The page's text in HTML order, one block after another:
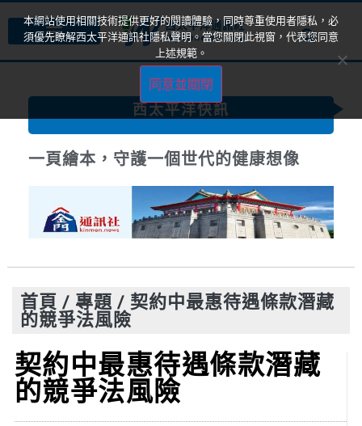
西太平洋快訊
一頁繪本，守護一個世代的健康想像
首頁 / 專題 / 契約中最惠待遇條款潛藏
的競爭法風險
契約中最惠待遇條款潛藏
的競爭法風險
本網站使用相關技術提供更好的閱讀體驗，同時尊重使用者隱私，必
須優先瞭解西太平洋通訊社隱私聲明。當您關閉此視窗，代表您同意
上述規範。
同意並關閉